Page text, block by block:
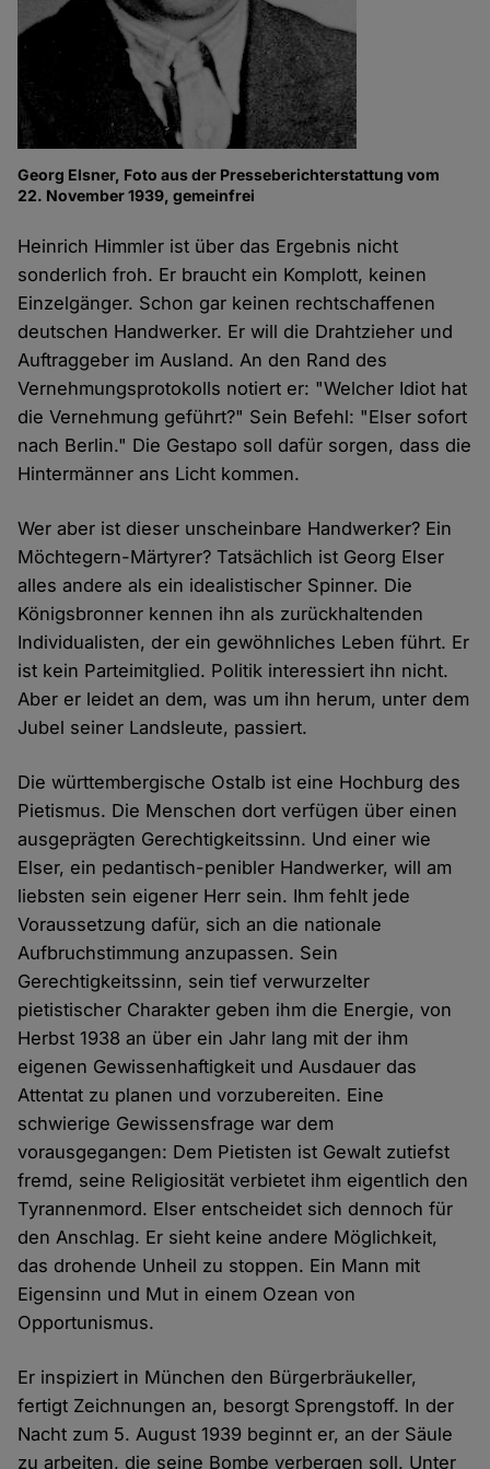
Georg Elsner, Foto aus der Presseberichterstattung vom
22. November 1939, gemeinfrei
Heinrich Himmler ist über das Ergebnis nicht
sonderlich froh. Er braucht ein Komplott, keinen
Einzelgänger. Schon gar keinen rechtschaffenen
deutschen Handwerker. Er will die Drahtzieher und
Auftraggeber im Ausland. An den Rand des
Vernehmungsprotokolls notiert er: "Welcher Idiot hat
die Vernehmung geführt?" Sein Befehl: "Elser sofort
nach Berlin." Die Gestapo soll dafür sorgen, dass die
Hintermänner ans Licht kommen.
Wer aber ist dieser unscheinbare Handwerker? Ein
Möchtegern-Märtyrer? Tatsächlich ist Georg Elser
alles andere als ein idealistischer Spinner. Die
Königsbronner kennen ihn als zurückhaltenden
Individualisten, der ein gewöhnliches Leben führt. Er
ist kein Parteimitglied. Politik interessiert ihn nicht.
Aber er leidet an dem, was um ihn herum, unter dem
Jubel seiner Landsleute, passiert.
Die württembergische Ostalb ist eine Hochburg des
Pietismus. Die Menschen dort verfügen über einen
ausgeprägten Gerechtigkeitssinn. Und einer wie
Elser, ein pedantisch-penibler Handwerker, will am
liebsten sein eigener Herr sein. Ihm fehlt jede
Voraussetzung dafür, sich an die nationale
Aufbruchstimmung anzupassen. Sein
Gerechtigkeitssinn, sein tief verwurzelter
pietistischer Charakter geben ihm die Energie, von
Herbst 1938 an über ein Jahr lang mit der ihm
eigenen Gewissenhaftigkeit und Ausdauer das
Attentat zu planen und vorzubereiten. Eine
schwierige Gewissensfrage war dem
vorausgegangen: Dem Pietisten ist Gewalt zutiefst
fremd, seine Religiosität verbietet ihm eigentlich den
Tyrannenmord. Elser entscheidet sich dennoch für
den Anschlag. Er sieht keine andere Möglichkeit,
das drohende Unheil zu stoppen. Ein Mann mit
Eigensinn und Mut in einem Ozean von
Opportunismus.
Er inspiziert in München den Bürgerbräukeller,
fertigt Zeichnungen an, besorgt Sprengstoff. In der
Nacht zum 5. August 1939 beginnt er, an der Säule
zu arbeiten, die seine Bombe verbergen soll. Unter